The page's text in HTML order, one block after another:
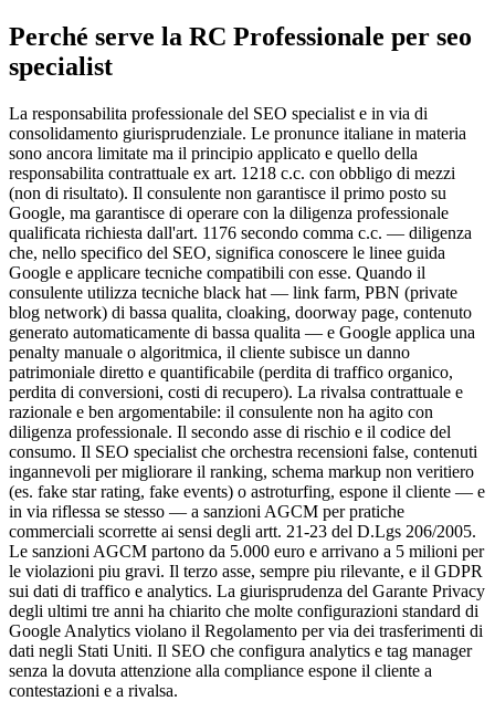
Perché serve la RC Professionale per seo
specialist
La responsabilita professionale del SEO specialist e in via di
consolidamento giurisprudenziale. Le pronunce italiane in materia
sono ancora limitate ma il principio applicato e quello della
responsabilita contrattuale ex art. 1218 c.c. con obbligo di mezzi
(non di risultato). Il consulente non garantisce il primo posto su
Google, ma garantisce di operare con la diligenza professionale
qualificata richiesta dall'art. 1176 secondo comma c.c. — diligenza
che, nello specifico del SEO, significa conoscere le linee guida
Google e applicare tecniche compatibili con esse. Quando il
consulente utilizza tecniche black hat — link farm, PBN (private
blog network) di bassa qualita, cloaking, doorway page, contenuto
generato automaticamente di bassa qualita — e Google applica una
penalty manuale o algoritmica, il cliente subisce un danno
patrimoniale diretto e quantificabile (perdita di traffico organico,
perdita di conversioni, costi di recupero). La rivalsa contrattuale e
razionale e ben argomentabile: il consulente non ha agito con
diligenza professionale. Il secondo asse di rischio e il codice del
consumo. Il SEO specialist che orchestra recensioni false, contenuti
ingannevoli per migliorare il ranking, schema markup non veritiero
(es. fake star rating, fake events) o astroturfing, espone il cliente — e
in via riflessa se stesso — a sanzioni AGCM per pratiche
commerciali scorrette ai sensi degli artt. 21-23 del D.Lgs 206/2005.
Le sanzioni AGCM partono da 5.000 euro e arrivano a 5 milioni per
le violazioni piu gravi. Il terzo asse, sempre piu rilevante, e il GDPR
sui dati di traffico e analytics. La giurisprudenza del Garante Privacy
degli ultimi tre anni ha chiarito che molte configurazioni standard di
Google Analytics violano il Regolamento per via dei trasferimenti di
dati negli Stati Uniti. Il SEO che configura analytics e tag manager
senza la dovuta attenzione alla compliance espone il cliente a
contestazioni e a rivalsa.